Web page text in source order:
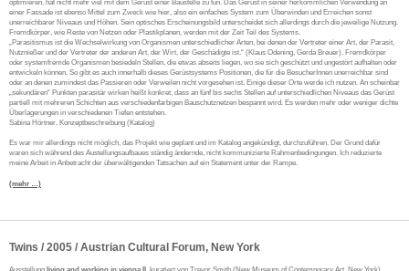
optimieren, hat nicht mehr viel mit dem Gerüst einer Baustelle zu tun. Das Gerüst in seiner herkömmlichen Verwendung an
einer Fassade ist ebenso Mittel zum Zweck wie hier, also ein einfaches System zum Überwinden und Erreichen sonst
unerreichbarer Niveaus und Höhen. Sein optisches Erscheinungsbild unterscheidet sich allerdings durch die jeweilige Nutzung.
Fremdkörper, wie Reste von Netzen oder Plastikplanen, werden mit der Zeit Teil des Systems.
„Parasitismus ist die Wechselwirkung von Organismen unterschiedlicher Arten, bei denen der Vertreter einer Art, der Parasit,
Nutznießer und der Vertreter der anderen Art, der Wirt, der Geschädigte ist.“ (Klaus Odening, Gerda Breuer). Fremdkörper
oder systemfremde Organismen besiedeln Stellen, die etwas abseits liegen, wo sie sich geschützt und ungestört aufhalten oder
entwickeln können. So gibt es auch innerhalb dieses Gerüstsystems Positionen, die für die BesucherInnen unerreichbar sind
oder an denen zumindest das Passieren oder Verweilen nicht vorgesehen ist. Einige dieser Orte werde ich nutzen. An scheinbar
„sekundären“ Punkten parasitär wirken heißt konkret, dass an fünf bis sechs Stellen auf unterschiedlichen Niveaus das Gerüst
partiell mit mehreren Schichten aus verschiedenfarbigen Bauschutznetzen bespannt wird. Es werden mehr oder weniger dichte
Überlagerungen in verschiedenen Tiefen entstehen.
Sabina Hörtner, Konzeptbeschreibung (Katalog)
Es war mir allerdings nicht möglich, das Projekt wie geplant und im Katalog angekündigt, durchzuführen. Der Grund dafür
waren sich während des Austellungsaufbaues ständig ändernde, nicht kommunizierte Rahmenbedingungen. Ich reduzierte
meine Arbeit in Anbetracht der überwältigenden Tatsachen auf ein Statement unter der Rampe.
(mehr …)
Twins / 2005 / Austrian Cultural Forum, New York